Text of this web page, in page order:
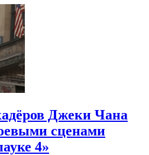
Джеки Чана
сценами
4»